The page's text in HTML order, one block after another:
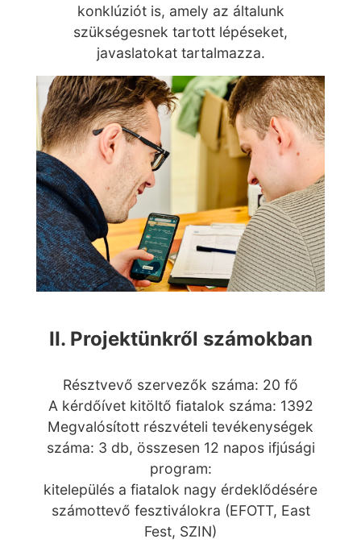
konklúziót is, amely az általunk
szükségesnek tartott lépéseket,
javaslatokat tartalmazza.
II. Projektünkről számokban
Résztvevő szervezők száma: 20 fő
A kérdőívet kitöltő fiatalok száma: 1392
Megvalósított részvételi tevékenységek
száma: 3 db, összesen 12 napos ifjúsági
program:
kitelepülés a fiatalok nagy érdeklődésére
számottevő fesztiválokra (EFOTT, East
Fest, SZIN)